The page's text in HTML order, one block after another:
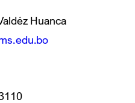
Huanca